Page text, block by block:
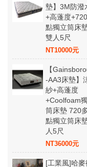
墊】3M防潑
+高蓬度
點獨立筒床
雙人5尺
NT10000元
【
-AA3床墊】
紗+高蓬度
+Coolfoam
筒床墊 720
點獨立筒床
人5尺
NT36000元
[工業風]哈